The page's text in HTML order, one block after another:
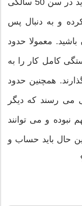
این سن بازنشسته شوید. بنابراین باید در سن 50 سالگی
و به دنبال پس
از آن باشید. معمولا حدود
کامل کار را به
همچنین حدود
می رسند که دیگر
نبوده و می توانند
حال باید حساب و